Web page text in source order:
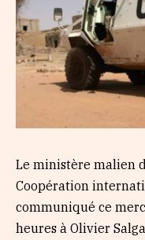
Le ministère malien
Coopération
communiqué ce
heures à Olivier